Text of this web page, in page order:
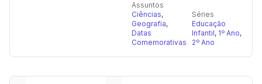
Assuntos
Ciências,
Geografia,
Datas
Comemorativas
Séries
Educação
Infantil, 1º Ano,
2º Ano